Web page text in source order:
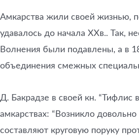
Амкарства жили своей жизнью,
удавалось до начала ХХв.. Так,
Волнения были подавлены, а в
объединения смежных
Д. Бакрадзе в своей кн. “Тифлис
амкарствах: “Возникло
составляют круговую поруку